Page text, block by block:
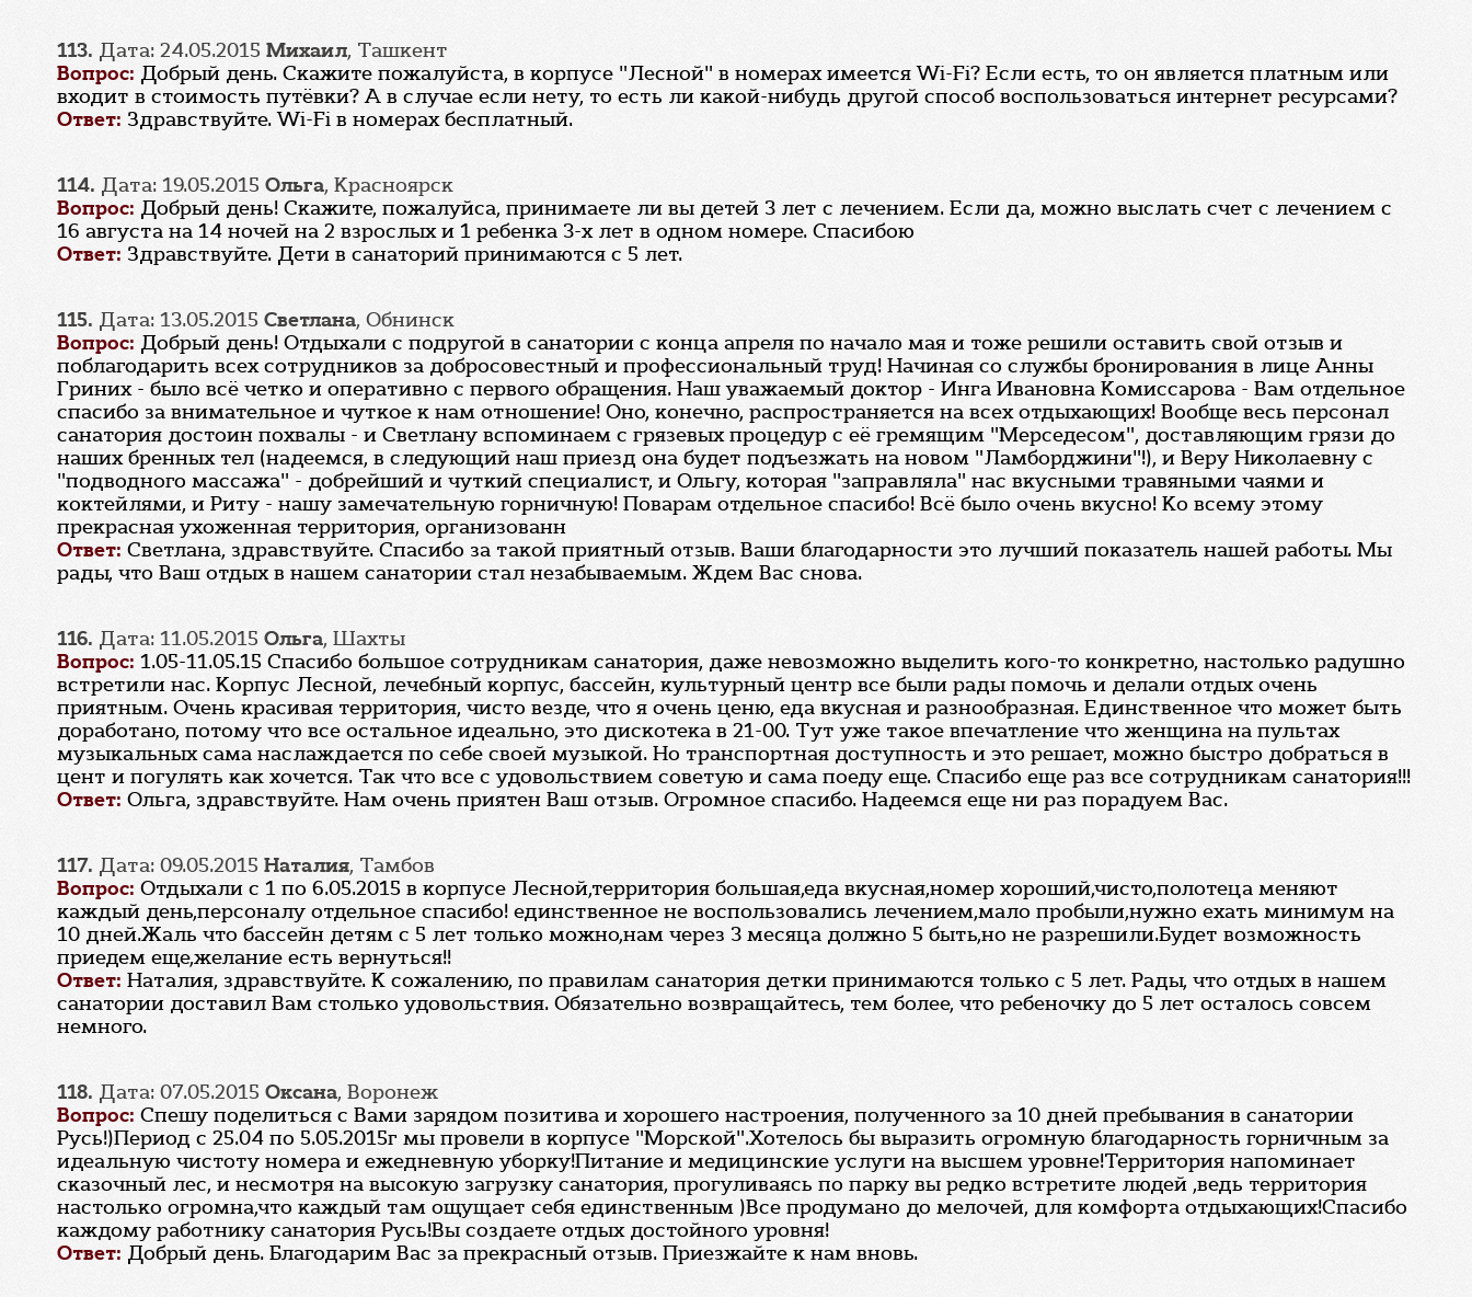
113. Дата: 24.05.2015 Михаил, Ташкент
Вопрос: Добрый день. Скажите пожалуйста, в корпусе "Лесной" в номерах имеется Wi-Fi? Если есть, то он является платным или
входит в стоимость путёвки? А в случае если нету, то есть ли какой-нибудь другой способ воспользоваться интернет ресурсами?
Ответ: Здравствуйте. Wi-Fi в номерах бесплатный.
114. Дата: 19.05.2015 Ольга, Красноярск
Вопрос: Добрый день! Скажите, пожалуйса, принимаете ли вы детей 3 лет с лечением. Если да, можно выслать счет с лечением с
16 августа на 14 ночей на 2 взрослых и 1 ребенка 3-х лет в одном номере. Спасибою
Ответ: Здравствуйте. Дети в санаторий принимаются с 5 лет.
115. Дата: 13.05.2015 Светлана, Обнинск
Вопрос: Добрый день! Отдыхали с подругой в санатории с конца апреля по начало мая и тоже решили оставить свой отзыв и
поблагодарить всех сотрудников за добросовестный и профессиональный труд! Начиная со службы бронирования в лице Анны
Гриних - было всё четко и оперативно с первого обращения. Наш уважаемый доктор - Инга Ивановна Комиссарова - Вам отдельное
спасибо за внимательное и чуткое к нам отношение! Оно, конечно, распространяется на всех отдыхающих! Вообще весь персонал
санатория достоин похвалы - и Светлану вспоминаем с грязевых процедур с её гремящим "Мерседесом", доставляющим грязи до
наших бренных тел (надеемся, в следующий наш приезд она будет подъезжать на новом "Ламборджини"!), и Веру Николаевну с
"подводного массажа" - добрейший и чуткий специалист, и Ольгу, которая "заправляла" нас вкусными травяными чаями и
коктейлями, и Риту - нашу замечательную горничную! Поварам отдельное спасибо! Всё было очень вкусно! Ко всему этому
прекрасная ухоженная территория, организованн
Ответ: Светлана, здравствуйте. Спасибо за такой приятный отзыв. Ваши благодарности это лучший показатель нашей работы. Мы
рады, что Ваш отдых в нашем санатории стал незабываемым. Ждем Вас снова.
116. Дата: 11.05.2015 Ольга, Шахты
Вопрос: 1.05-11.05.15 Спасибо большое сотрудникам санатория, даже невозможно выделить кого-то конкретно, настолько радушно
встретили нас. Корпус Лесной, лечебный корпус, бассейн, культурный центр все были рады помочь и делали отдых очень
приятным. Очень красивая территория, чисто везде, что я очень ценю, еда вкусная и разнообразная. Единственное что может быть
доработано, потому что все остальное идеально, это дискотека в 21-00. Тут уже такое впечатление что женщина на пультах
музыкальных сама наслаждается по себе своей музыкой. Но транспортная доступность и это решает, можно быстро добраться в
цент и погулять как хочется. Так что все с удовольствием советую и сама поеду еще. Спасибо еще раз все сотрудникам санатория!!!
Ответ: Ольга, здравствуйте. Нам очень приятен Ваш отзыв. Огромное спасибо. Надеемся еще ни раз порадуем Вас.
117. Дата: 09.05.2015 Наталия, Тамбов
Вопрос: Отдыхали с 1 по 6.05.2015 в корпусе Лесной,территория большая,еда вкусная,номер хороший,чисто,полотеца меняют
каждый день,персоналу отдельное спасибо! единственное не воспользовались лечением,мало пробыли,нужно ехать минимум на
10 дней.Жаль что бассейн детям с 5 лет только можно,нам через 3 месяца должно 5 быть,но не разрешили.Будет возможность
приедем еще,желание есть вернуться!!
Ответ: Наталия, здравствуйте. К сожалению, по правилам санатория детки принимаются только с 5 лет. Рады, что отдых в нашем
санатории доставил Вам столько удовольствия. Обязательно возвращайтесь, тем более, что ребеночку до 5 лет осталось совсем
немного.
118. Дата: 07.05.2015 Оксана, Воронеж
Вопрос: Спешу поделиться с Вами зарядом позитива и хорошего настроения, полученного за 10 дней пребывания в санатории
Русь!)Период с 25.04 по 5.05.2015г мы провели в корпусе "Морской".Хотелось бы выразить огромную благодарность горничным за
идеальную чистоту номера и ежедневную уборку!Питание и медицинские услуги на высшем уровне!Территория напоминает
сказочный лес, и несмотря на высокую загрузку санатория, прогуливаясь по парку вы редко встретите людей ,ведь территория
настолько огромна,что каждый там ощущает себя единственным )Все продумано до мелочей, для комфорта отдыхающих!Спасибо
каждому работнику санатория Русь!Вы создаете отдых достойного уровня!
Ответ: Добрый день. Благодарим Вас за прекрасный отзыв. Приезжайте к нам вновь.